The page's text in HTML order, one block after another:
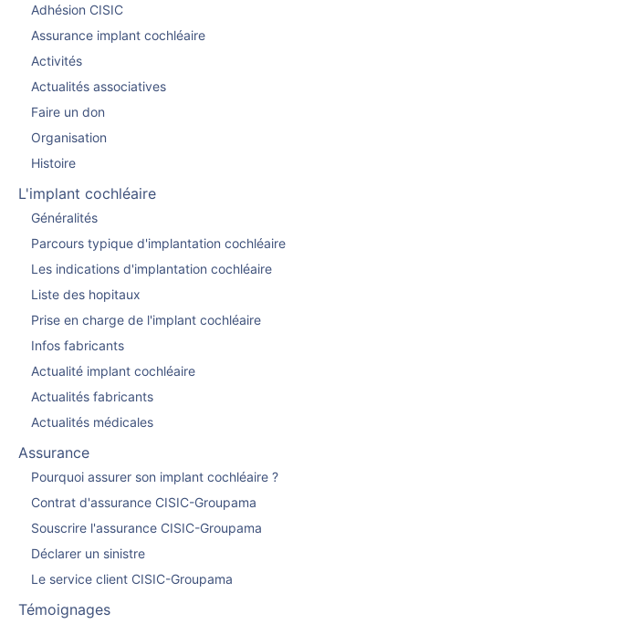
Adhésion CISIC
Assurance implant cochléaire
Activités
Actualités associatives
Faire un don
Organisation
Histoire
L'implant cochléaire
Généralités
Parcours typique d'implantation cochléaire
Les indications d'implantation cochléaire
Liste des hopitaux
Prise en charge de l'implant cochléaire
Infos fabricants
Actualité implant cochléaire
Actualités fabricants
Actualités médicales
Assurance
Pourquoi assurer son implant cochléaire ?
Contrat d'assurance CISIC-Groupama
Souscrire l'assurance CISIC-Groupama
Déclarer un sinistre
Le service client CISIC-Groupama
Témoignages